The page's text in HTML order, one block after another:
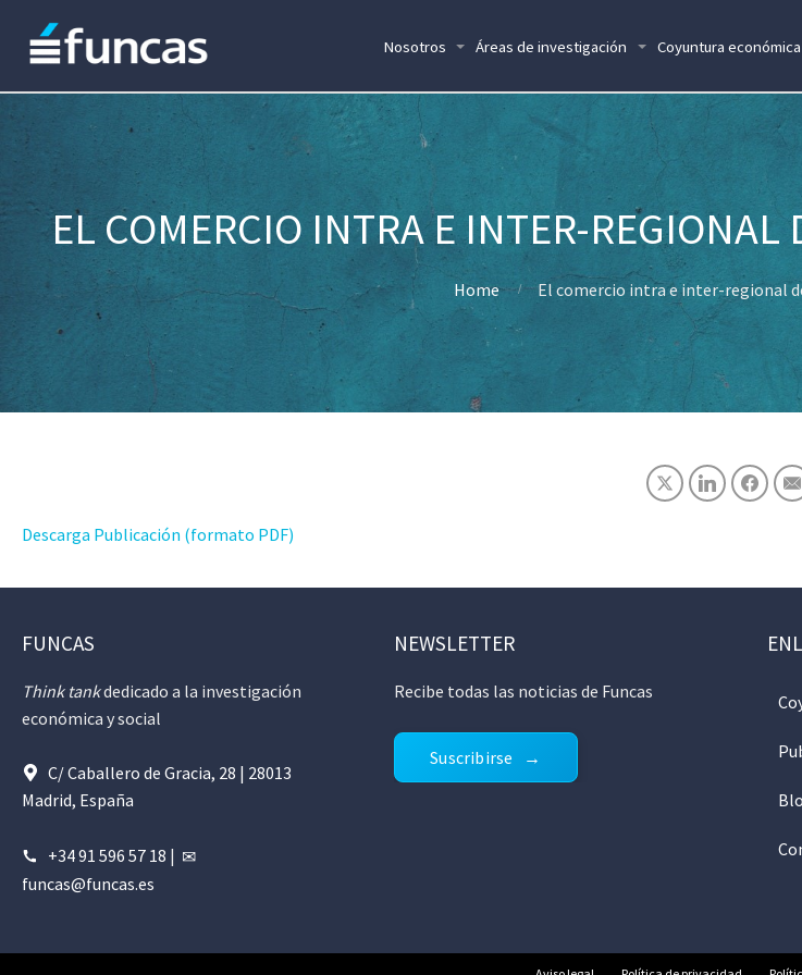
Nosotros Áreas de investigación Coyuntura económica
EL COMERCIO INTRA E INTER-REGIONAL
Home El comercio intra e inter-regional
Descarga Publicación (formato PDF)
FUNCAS
Think tankdedicado a la investigación
económica y social
C/ Caballero de Gracia, 28 | 28013
Madrid, España
+34 91 596 57 18 |
funcas@funcas.es
NEWSLETTER
Recibe todas las noticias de Funcas
Suscribirse